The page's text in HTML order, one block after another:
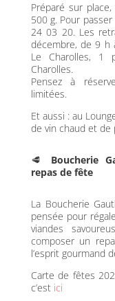
Préparé sur
500 g. Pour
24 03 20. Les
décembre, de 9 h
Le Charolles, 1
Charolles.
Pensez à
limitées.
Et aussi : au
de vin chaud et de
🥩 Boucherie
repas de fête
La Boucherie
pensée pour
viandes
composer un
l’esprit gourmand
Carte de fêtes
c’est ici